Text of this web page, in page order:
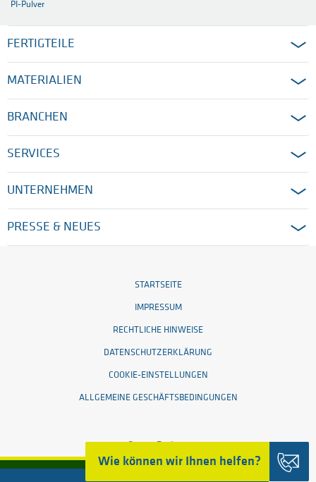
Wie können wir Ihnen helfen?
PI-Pulver
FERTIGTEILE
MATERIALIEN
BRANCHEN
SERVICES
UNTERNEHMEN
PRESSE & NEUES
STARTSEITE
IMPRESSUM
RECHTLICHE HINWEISE
DATENSCHUTZERKLÄRUNG
COOKIE-EINSTELLUNGEN
ALLGEMEINE GESCHÄFTSBEDINGUNGEN
© 2026 Ensinger